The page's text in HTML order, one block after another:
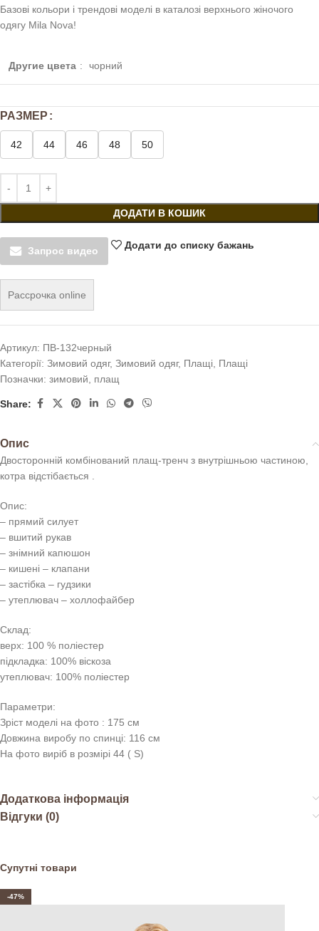
Базові кольори і трендові моделі в каталозі верхнього жіночого
одягу Mila Nova!
Другие цвета : чорний
РАЗМЕР
42 44 46 48 50
ДОДАТИ В КОШИК
Запрос видео
Додати до списку бажань
Рассрочка online
Артикул: ПВ-132черный
Категорії: Зимовий одяг, Зимовий одяг, Плащі, Плащі
Позначки: зимовий, плащ
Share:
Опис
Двосторонній комбінований плащ-тренч з внутрішньою частиною,
котра відстібається .
Опис:
– прямий силует
– вшитий рукав
– знімний капюшон
– кишені – клапани
– застібка – гудзики
– утеплювач – холлофайбер
Склад:
верх: 100 % поліестер
підкладка: 100% віскоза
утеплювач: 100% поліестер
Параметри:
Зріст моделі на фото : 175 см
Довжина виробу по спинці: 116 см
На фото виріб в розмірі 44 ( S)
Додаткова інформація
Відгуки (0)
Супутні товари
-47%